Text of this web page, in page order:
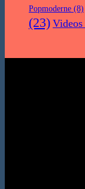
Popmoderne (8)
(23) Videos